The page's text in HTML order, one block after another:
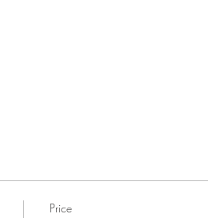
Price